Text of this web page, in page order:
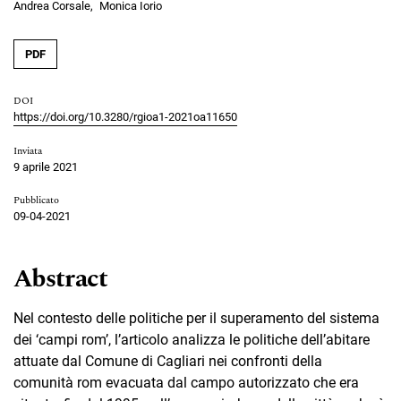
Andrea Corsale Monica Iorio
PDF
DOI
https://doi.org/10.3280/rgioa1-2021oa11650
Inviata
9 aprile 2021
Pubblicato
09-04-2021
Abstract
Nel contesto delle politiche per il superamento del sistema
dei ‘campi rom’, l’articolo analizza le politiche dell’abitare
attuate dal Comune di Cagliari nei confronti della
comunità rom evacuata dal campo autorizzato che era